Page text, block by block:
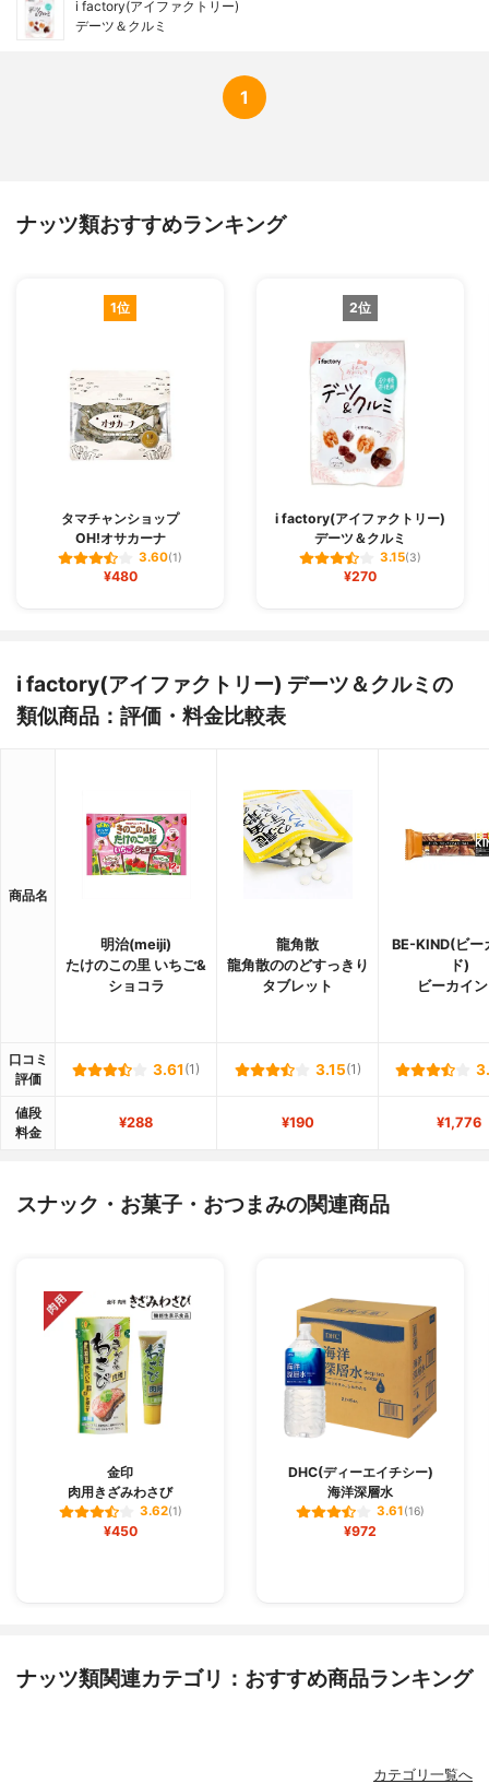
i factory(アイファクトリー)
デーツ＆クルミ
1
ナッツ類おすすめランキング
1位
タマチャンショップ
OH!オサカーナ
3.60(1)
¥480
2位
i factory(アイファクトリー)
デーツ＆クルミ
3.15(3)
¥270
i factory(アイファクトリー) デーツ＆クルミの
類似商品：評価・料金比較表
商品名
明治(meiji)
たけのこの里 いちご&
ショコラ
龍角散
龍角散ののどすっきり
タブレット
BE-KIND(ビー
ド)
ビーカイ
口コミ
評価
3.61 (1) 3.15(1)
値段
料金
¥288 ¥190 ¥1,776
スナック・お菓子・おつまみの関連商品
金印
肉用きざみわさび
3.62(1)
¥450
DHC(ディーエイチシー)
海洋深層水
3.61(16)
¥972
ナッツ類関連カテゴリ：おすすめ商品ランキング
カテゴリ一覧へ